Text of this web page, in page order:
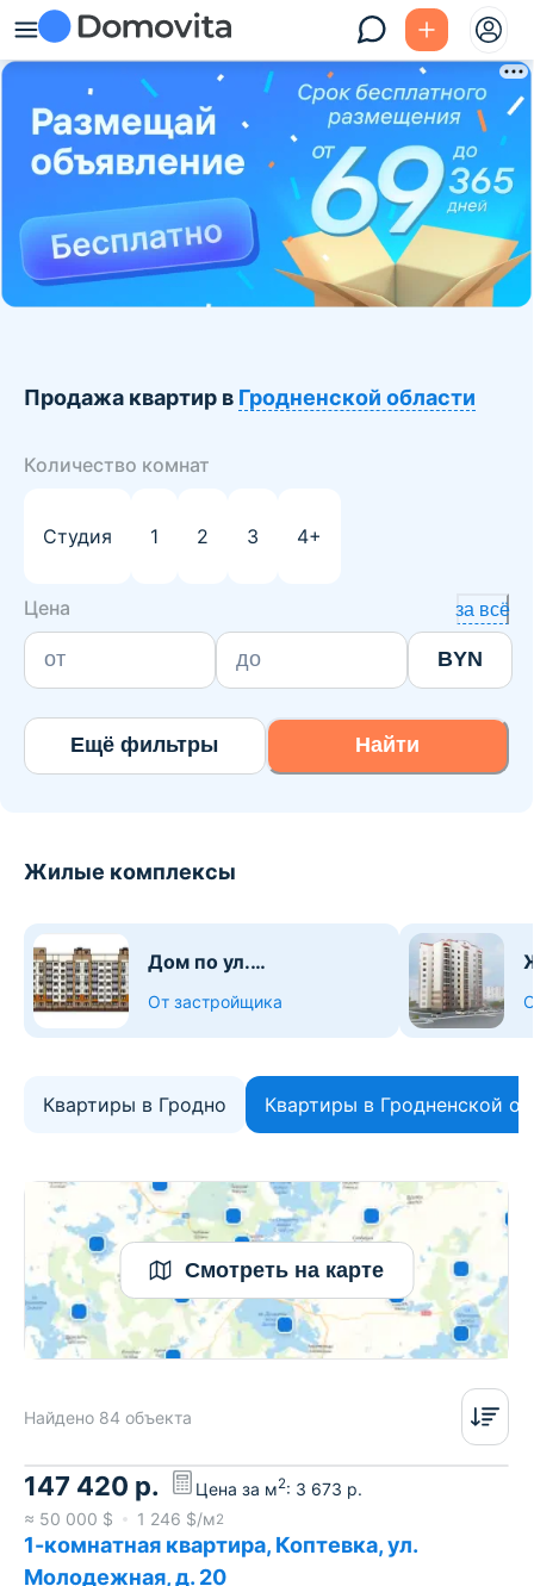
Продажа квартир в Гродненской области
Количество комнат
Студия 1 2 3 4+
Цена за всё
BYN
Ещё фильтры Найти
Жилые комплексы
Дом по ул.
От застройщика
Квартиры в Гродно Квартиры в Гродненской
Смотреть на карте
Найдено 84 объекта
147 420 р. Цена за м2: 3 673 р.
≈ 50 000 $ 1 246 $/м2
1-комнатная квартира, Коптевка, ул.
Молодежная, д. 20